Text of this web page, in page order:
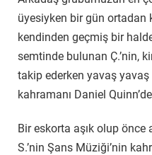
üyesiyken bir gün ortadan
kendinden geçmiş bir
semtinde bulunan Ç.’nin,
takip ederken yavaş
kahramanı Daniel
Bir eskorta aşık olup
S.’nin Şans Müziği’nin